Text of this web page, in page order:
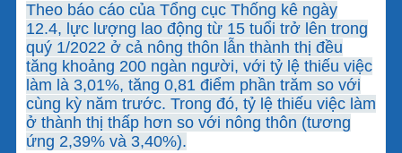
Theo báo cáo của Tổng cục Thống kê ngày
12.4, lực lượng lao động từ 15 tuổi trở lên trong
quý 1/2022 ở cả nông thôn lẫn thành thị đều
tăng khoảng 200 ngàn người, với tỷ lệ thiếu việc
làm là 3,01%, tăng 0,81 điểm phần trăm so với
cùng kỳ năm trước. Trong đó, tỷ lệ thiếu việc làm
ở thành thị thấp hơn so với nông thôn (tương
ứng 2,39% và 3,40%).